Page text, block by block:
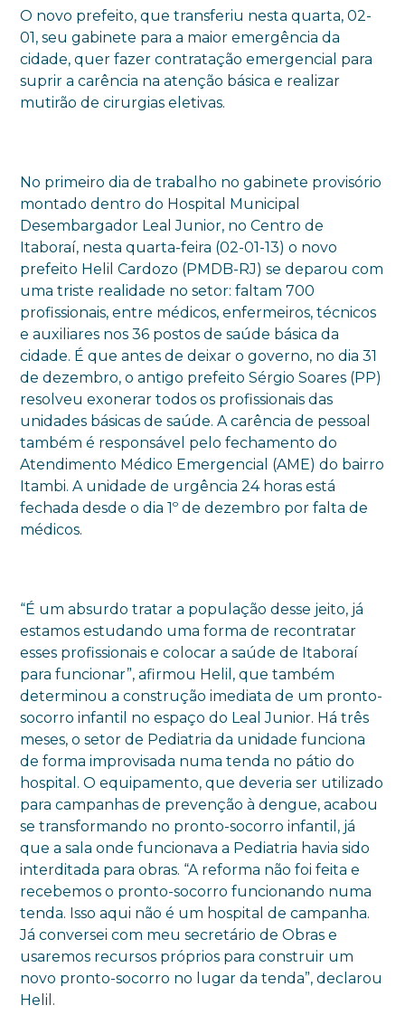
O novo prefeito, que transferiu nesta quarta, 02-
01, seu gabinete para a maior emergência da
cidade, quer fazer contratação emergencial para
suprir a carência na atenção básica e realizar
mutirão de cirurgias eletivas.
No primeiro dia de trabalho no gabinete provisório
montado dentro do Hospital Municipal
Desembargador Leal Junior, no Centro de
Itaboraí, nesta quarta-feira (02-01-13) o novo
prefeito Helil Cardozo (PMDB-RJ) se deparou com
uma triste realidade no setor: faltam 700
profissionais, entre médicos, enfermeiros, técnicos
e auxiliares nos 36 postos de saúde básica da
cidade. É que antes de deixar o governo, no dia 31
de dezembro, o antigo prefeito Sérgio Soares (PP)
resolveu exonerar todos os profissionais das
unidades básicas de saúde. A carência de pessoal
também é responsável pelo fechamento do
Atendimento Médico Emergencial (AME) do bairro
Itambi. A unidade de urgência 24 horas está
fechada desde o dia 1º de dezembro por falta de
médicos.
“É um absurdo tratar a população desse jeito, já
estamos estudando uma forma de recontratar
esses profissionais e colocar a saúde de Itaboraí
para funcionar”, afirmou Helil, que também
determinou a construção imediata de um pronto-
socorro infantil no espaço do Leal Junior. Há três
meses, o setor de Pediatria da unidade funciona
de forma improvisada numa tenda no pátio do
hospital. O equipamento, que deveria ser utilizado
para campanhas de prevenção à dengue, acabou
se transformando no pronto-socorro infantil, já
que a sala onde funcionava a Pediatria havia sido
interditada para obras. “A reforma não foi feita e
recebemos o pronto-socorro funcionando numa
tenda. Isso aqui não é um hospital de campanha.
Já conversei com meu secretário de Obras e
usaremos recursos próprios para construir um
novo pronto-socorro no lugar da tenda”, declarou
Helil.